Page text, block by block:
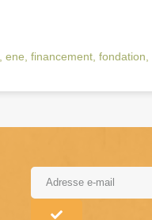
ene financement, fondation